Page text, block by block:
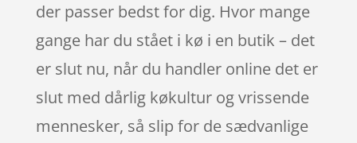
der passer bedst for dig. Hvor mange
gange har du stået i kø i en butik – det
er slut nu, når du handler online det er
slut med dårlig køkultur og vrissende
mennesker, så slip for de sædvanlige